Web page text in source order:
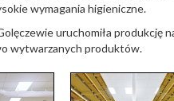
wymagania higieniczne.
uruchomiła produkcję
wytwarzanych produktów.